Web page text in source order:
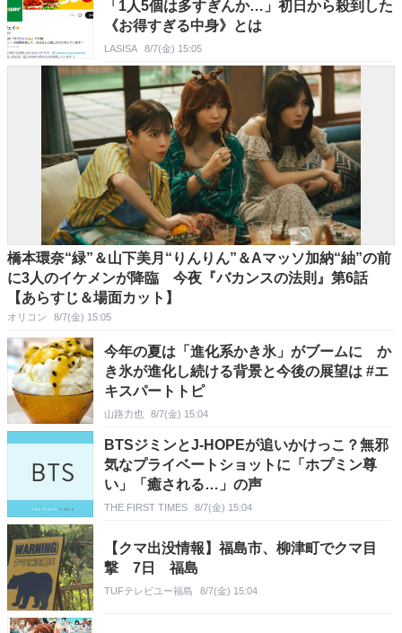
「1人5個は多すぎんか…」初日から殺到した
《お得すぎる中身》とは
LASISA 8/7(金) 15:05
橋本環奈“緑”＆山下美月“りんりん”＆Aマッソ加納“紬”の前
に3人のイケメンが降臨 今夜『バカンスの法則』第6話
【あらすじ＆場面カット】
オリコン 8/7(金) 15:05
今年の夏は「進化系かき氷」がブームに か
き氷が進化し続ける背景と今後の展望は #エ
キスパートトピ
山路力也 8/7(金) 15:04
BTSジミンとJ-HOPEが追いかけっこ？無邪
気なプライベートショットに「ホプミン尊
い」「癒される…」の声
THE FIRST TIMES 8/7(金) 15:04
【クマ出没情報】福島市、柳津町でクマ目
撃 7日 福島
TUFテレビユー福島 8/7(金) 15:04